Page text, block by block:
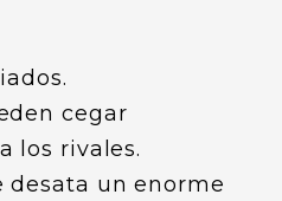
cegar
los rivales.
desata un enorme